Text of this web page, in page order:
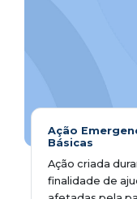
Ação
Básicas
Ação criada
finalidade de